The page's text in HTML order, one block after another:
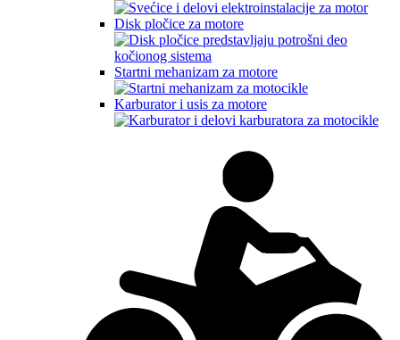
Disk pločice za motore
Startni mehanizam za motore
Karburator i usis za motore